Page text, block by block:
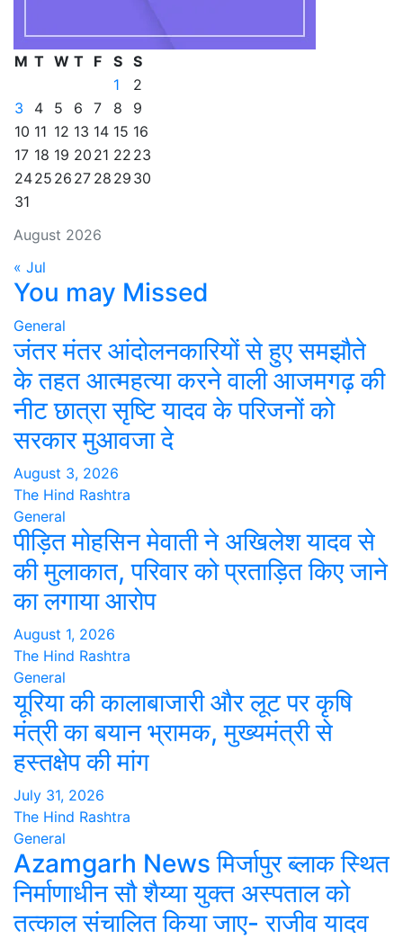
August 2026
M T W T F S S
1
2
3
4 5 6 7 8
9
10 11 12 13 14 15 16
17 18 19 20 21 22 23
2425 26 27 28 29 30
31
« Jul
You may Missed
General
जंतर मंतर आंदोलनकारियों से हुए समझौते
के तहत आत्महत्या करने वाली आजमगढ़ की
नीट छात्रा सृष्टि यादव के परिजनों को
सरकार मुआवजा दे
August 3, 2026
The Hind Rashtra
General
पीड़ित मोहसिन मेवाती ने अखिलेश यादव से
की मुलाकात, परिवार को प्रताड़ित किए जाने
का लगाया आरोप
August 1, 2026
The Hind Rashtra
General
यूरिया की कालाबाजारी और लूट पर कृषि
मंत्री का बयान भ्रामक, मुख्यमंत्री से
हस्तक्षेप की मांग
July 31, 2026
The Hind Rashtra
General
Azamgarh News मिर्जापुर ब्लाक स्थित
निर्माणाधीन सौ शैय्या युक्त अस्पताल को
तत्काल संचालित किया जाए- राजीव यादव